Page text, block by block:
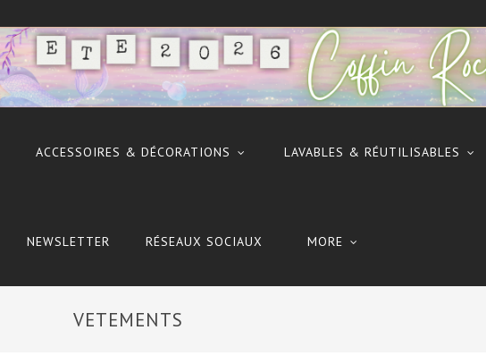
ACCESSOIRES & DÉCORATIONS LAVABLES & RÉUTILISABLES
NEWSLETTER RÉSEAUX SOCIAUX MORE
VETEMENTS